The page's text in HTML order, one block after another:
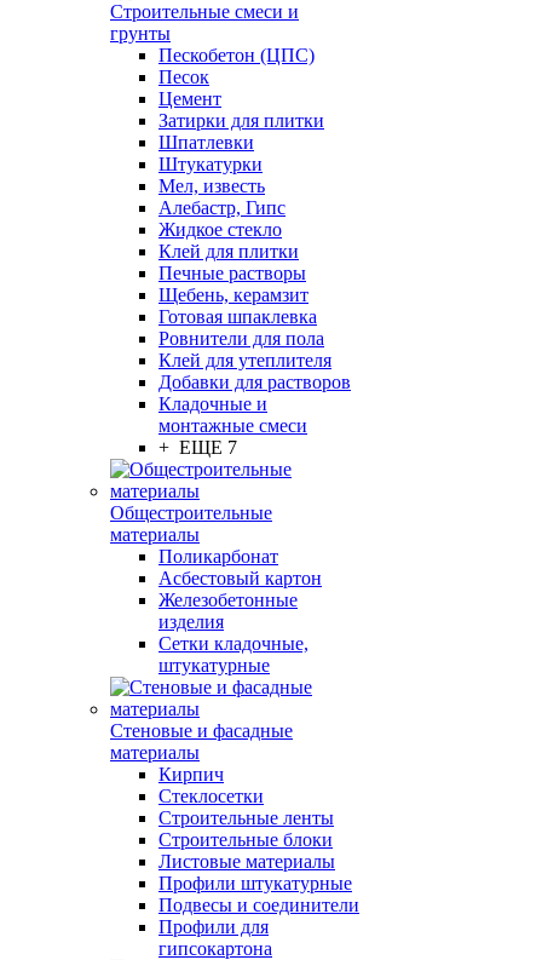
Строительные смеси и
грунты
Пескобетон (ЦПС)
Песок
Цемент
Затирки для плитки
Шпатлевки
Штукатурки
Мел, известь
Алебастр, Гипс
Жидкое стекло
Клей для плитки
Печные растворы
Щебень, керамзит
Готовая шпаклевка
Ровнители для пола
Клей для утеплителя
Добавки для растворов
Кладочные и
монтажные смеси
+ ЕЩЕ 7
Общестроительные
материалы
Поликарбонат
Асбестовый картон
Железобетонные
изделия
Сетки кладочные,
штукатурные
Стеновые и фасадные
материалы
Кирпич
Стеклосетки
Строительные ленты
Строительные блоки
Листовые материалы
Профили штукатурные
Подвесы и соединители
Профили для
гипсокартона